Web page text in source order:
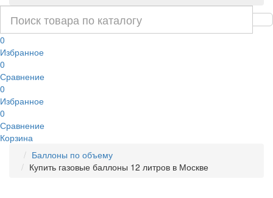
0
Избранное
0
Сравнение
0
Избранное
0
Сравнение
Корзина
Баллоны по объему
Купить газовые баллоны 12 литров в Москве